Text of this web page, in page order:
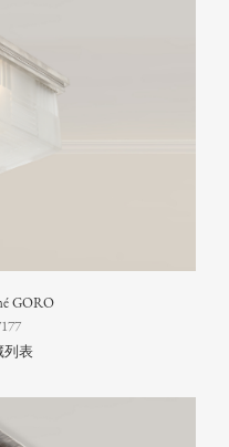
GORO
列表